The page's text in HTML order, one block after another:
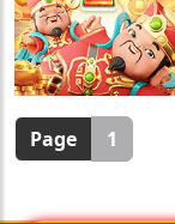
Page 1